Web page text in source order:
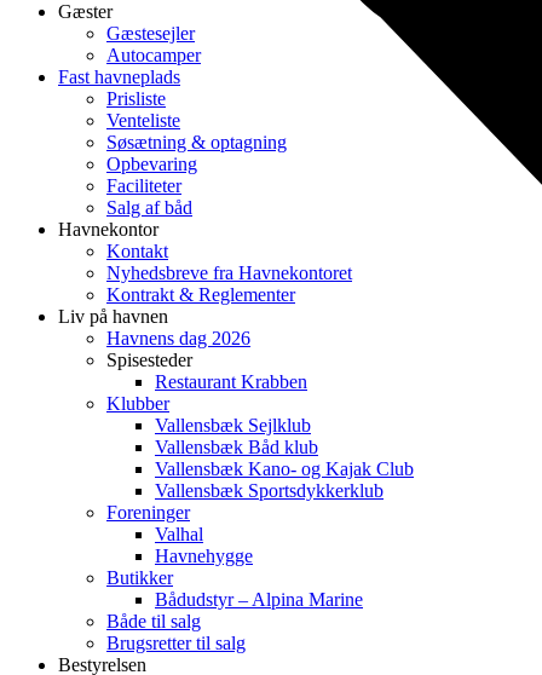
Gæster
Gæstesejler
Autocamper
Fast havneplads
Prisliste
Venteliste
Søsætning & optagning
Opbevaring
Faciliteter
Salg af båd
Havnekontor
Kontakt
Nyhedsbreve fra Havnekontoret
Kontrakt & Reglementer
Liv på havnen
Havnens dag 2026
Spisesteder
Restaurant Krabben
Klubber
Vallensbæk Sejlklub
Vallensbæk Båd klub
Vallensbæk Kano- og Kajak Club
Vallensbæk Sportsdykkerklub
Foreninger
Valhal
Havnehygge
Butikker
Bådudstyr – Alpina Marine
Både til salg
Brugsretter til salg
Bestyrelsen